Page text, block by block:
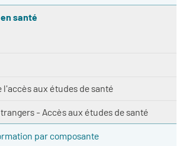
santé
l'accès aux études de santé
- Accès aux études de santé
par composante